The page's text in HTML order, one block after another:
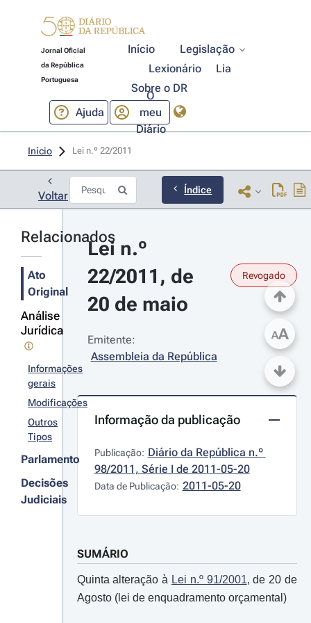
Jornal Oficial
da República
Portuguesa
Início
Legislação
Lexionário
Lia
Sobre o DR
Ajuda
O
meu
Diário
Início Lei n.º 22/2011
Voltar Índice
Relacionados
Ato
Original
Análise
Jurídica
Informações
gerais
Modificações
Outros
Tipos
Parlamento
Decisões
Judiciais
Lei n.º
22/2011, de
20 de maio
Revogado
Emitente:
Assembleia da República
Informação da publicação
Publicação: Diário da República n.º
98/2011, Série I de 2011-05-20
Data de Publicação: 2011-05-20
SUMÁRIO
Quinta alteração à Lei n.º 91/2001, de 20 de
Agosto (lei de enquadramento orçamental)
AA